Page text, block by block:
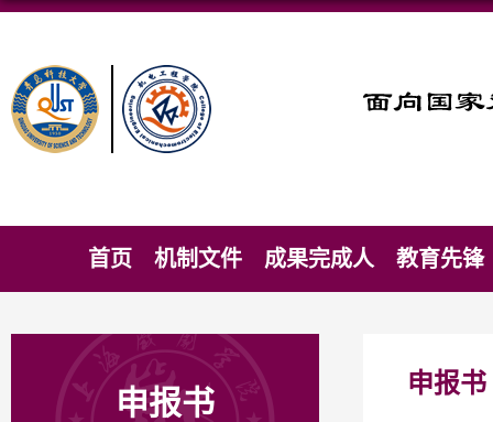
首页 机制文件 成果完成人 教育先锋
申报书
申报书